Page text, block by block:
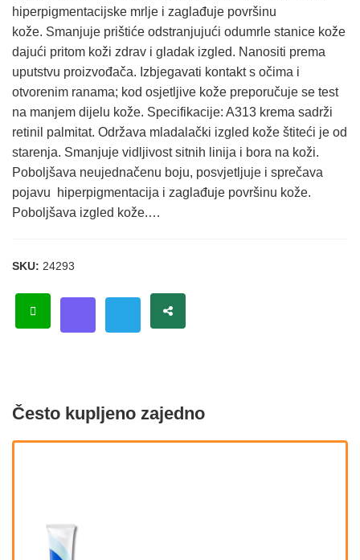
hiperpigmentacijske mrlje i zaglađuje površinu
kože. Smanjuje prištiće odstranjujući odumrle stanice kože
dajući pritom koži zdrav i gladak izgled. Nanositi prema
uputstvu proizvođača. Izbjegavati kontakt s očima i
otvorenim ranama; kod osjetljive kože preporučuje se test
na manjem dijelu kože. Specifikacije: A313 krema sadrži
retinil palmitat. Održava mladalački izgled kože štiteći je od
starenja. Smanjuje vidljivost sitnih linija i bora na koži.
Poboljšava neujednačenu boju, posvjetljuje i sprečava
pojavu hiperpigmentacija i zaglađuje površinu kože.
Poboljšava izgled kože.…
SKU: 24293
Često kupljeno zajedno